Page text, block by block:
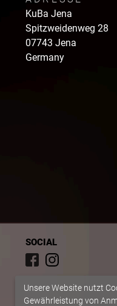
KuBa Jena
Spitzweidenweg 28
07743 Jena
Germany
SOCIAL
Unsere Website nutzt
Gewährleistung von